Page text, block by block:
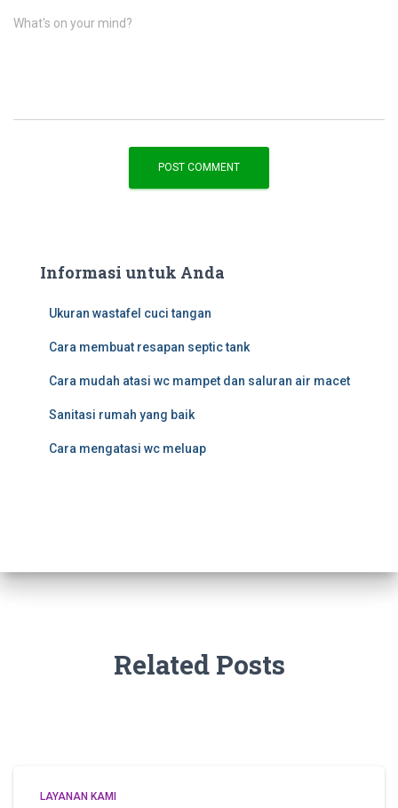
What's on your mind?
Informasi untuk Anda
Ukuran wastafel cuci tangan
Cara membuat resapan septic tank
Cara mudah atasi wc mampet dan saluran air macet
Sanitasi rumah yang baik
Cara mengatasi wc meluap
Related Posts
LAYANAN KAMI